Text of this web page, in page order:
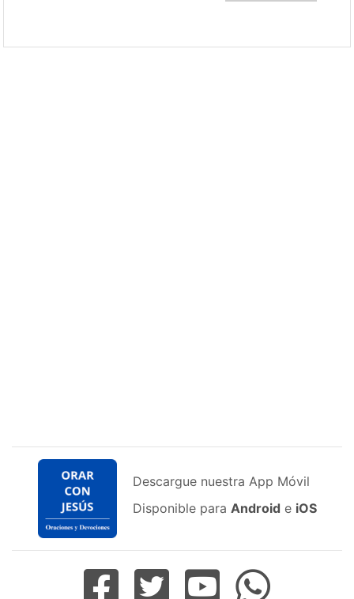
Descargue nuestra App Móvil
Disponible para Android e iOS